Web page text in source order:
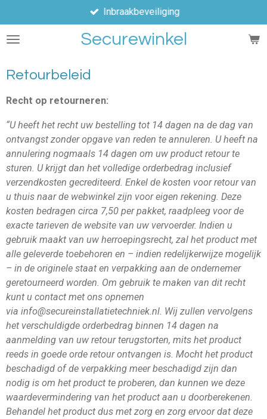
direct
naar
hoofdinhoud
Securewinkel
Inbraakbeveiliging
Retourbeleid
Recht op retourneren:
“U heeft het recht uw bestelling tot 14 dagen na de dag van
ontvangst zonder opgave van reden te annuleren. U heeft na
annulering nogmaals 14 dagen om uw product retour te
sturen. U krijgt dan het volledige orderbedrag inclusief
verzendkosten gecrediteerd. Enkel de kosten voor retour van
u thuis naar de webwinkel zijn voor eigen rekening. Deze
kosten bedragen circa 7,50 per pakket, raadpleeg voor de
exacte tarieven de website van uw vervoerder. Indien u
gebruik maakt van uw herroepingsrecht, zal het product met
alle geleverde toebehoren en – indien redelijkerwijze mogelijk
– in de originele staat en verpakking aan de ondernemer
geretourneerd worden. Om gebruik te maken van dit recht
kunt u contact met ons opnemen
via info@secureinstallatietechniek.nl. Wij zullen vervolgens
het verschuldigde orderbedrag binnen 14 dagen na
aanmelding van uw retour terugstorten, mits het product
reeds in goede orde retour ontvangen is. Mocht het product
beschadigd of de verpakking meer beschadigd zijn dan
nodig is om het product te proberen, dan kunnen we deze
waardevermindering van het product aan u doorberekenen.
Behandel het product dus met zorg en zorg ervoor dat deze